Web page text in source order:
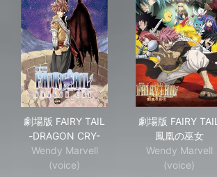
劇場版 FAIRY TAIL
-DRAGON CRY-
Wendy Marvell
(voice)
劇場版 FAIRY TAIL
鳳凰の巫女
Wendy Marvell
(voice)